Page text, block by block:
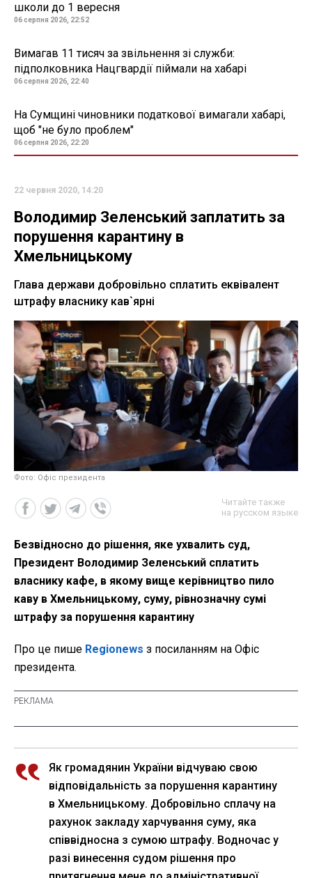
школи до 1 вересня
06 серпня 2026, 22:52
Вимагав 11 тисяч за звільнення зі служби:
підполковника Нацгвардії піймали на хабарі
06 серпня 2026, 22:40
На Сумщині чиновники податкової вимагали хабарі,
щоб "не було проблем"
06 серпня 2026, 22:20
22 червня 2020, 14:20
Володимир Зеленський заплатить за
порушення карантину в
Хмельницькому
Глава держави добровільно сплатить еквівалент
штрафу власнику кав`ярні
Фото: Офіс президента
Читайте также
на русском языке
Безвідносно до рішення, яке ухвалить суд,
Президент Володимир Зеленський сплатить
власнику кафе, в якому вище керівництво пило
каву в Хмельницькому, суму, рівнозначну сумі
штрафу за порушення карантину
Про це пише Regionews з посиланням на Офіс
президента.
Як громадянин України відчуваю свою
відповідальність за порушення карантину
в Хмельницькому. Добровільно сплачу на
рахунок закладу харчування суму, яка
співвідносна з сумою штрафу. Водночас у
разі винесення судом рішення про